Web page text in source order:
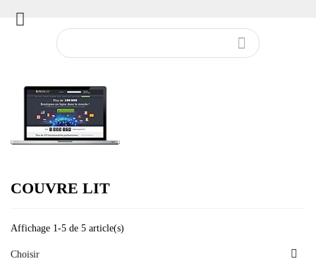


COUVRE LIT
Affichage 1-5 de 5 article(s)
Choisir 